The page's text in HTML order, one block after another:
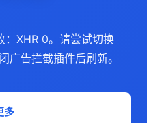
XHR 0。请尝试切换
告拦截插件后刷新。
多